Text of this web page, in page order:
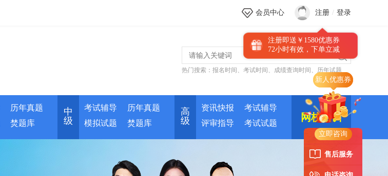
新人优惠券
立即咨询
售后服务
会员中心 注册 / 登录
注册即送￥1580优惠券
72小时有效，下单立减
热门搜索： 报名时间 、 考试时间 、 成绩查询时间 、 历年试题
历年真题
焚题库
中
级
考试辅导
历年真题
模拟试题
焚题库
高
级
资讯快报
考试辅导
评审指导
考试试题
网校培训